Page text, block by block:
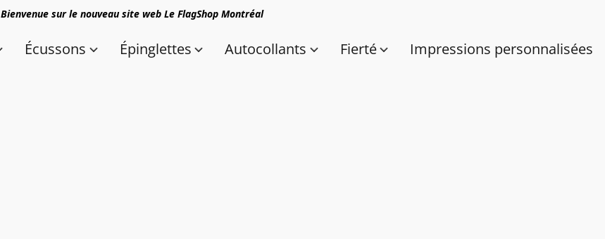
Bienvenue sur le nouveau site web Le FlagShop Montréal
Écussons Épinglettes Autocollants Fierté Impressions personnalisées